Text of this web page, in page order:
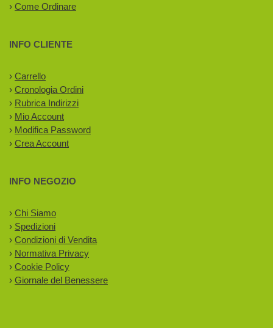
› Come Ordinare
INFO CLIENTE
› Carrello
› Cronologia Ordini
› Rubrica Indirizzi
› Mio Account
› Modifica Password
› Crea Account
INFO NEGOZIO
› Chi Siamo
› Spedizioni
› Condizioni di Vendita
› Normativa Privacy
› Cookie Policy
› Giornale del Benessere